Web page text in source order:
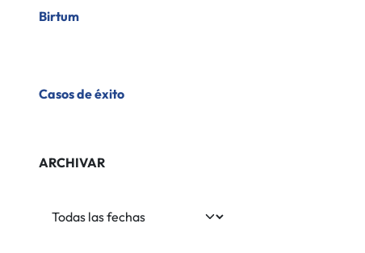
Birtum
​Casos de éxito
ARCHIVAR